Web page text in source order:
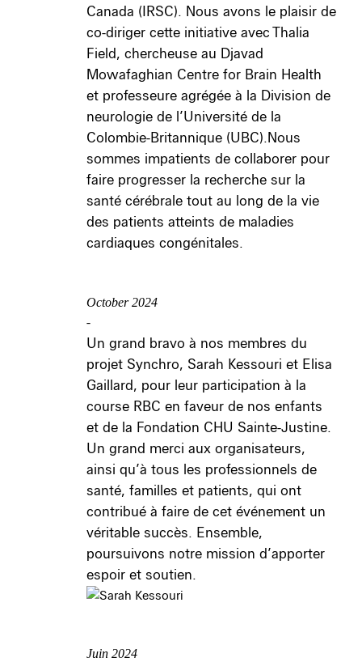
Canada (IRSC). Nous avons le plaisir de
co-diriger cette initiative avec Thalia
Field, chercheuse au Djavad
Mowafaghian Centre for Brain Health
et professeure agrégée à la Division de
neurologie de l’Université de la
Colombie-Britannique (UBC).Nous
sommes impatients de collaborer pour
faire progresser la recherche sur la
santé cérébrale tout au long de la vie
des patients atteints de maladies
cardiaques congénitales.
October 2024
-
Un grand bravo à nos membres du
projet Synchro, Sarah Kessouri et Elisa
Gaillard, pour leur participation à la
course RBC en faveur de nos enfants
et de la Fondation CHU Sainte-Justine.
Un grand merci aux organisateurs,
ainsi qu’à tous les professionnels de
santé, familles et patients, qui ont
contribué à faire de cet événement un
véritable succès. Ensemble,
poursuivons notre mission d’apporter
espoir et soutien.
Juin 2024